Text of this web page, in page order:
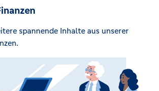
spannende Inhalte aus unserer